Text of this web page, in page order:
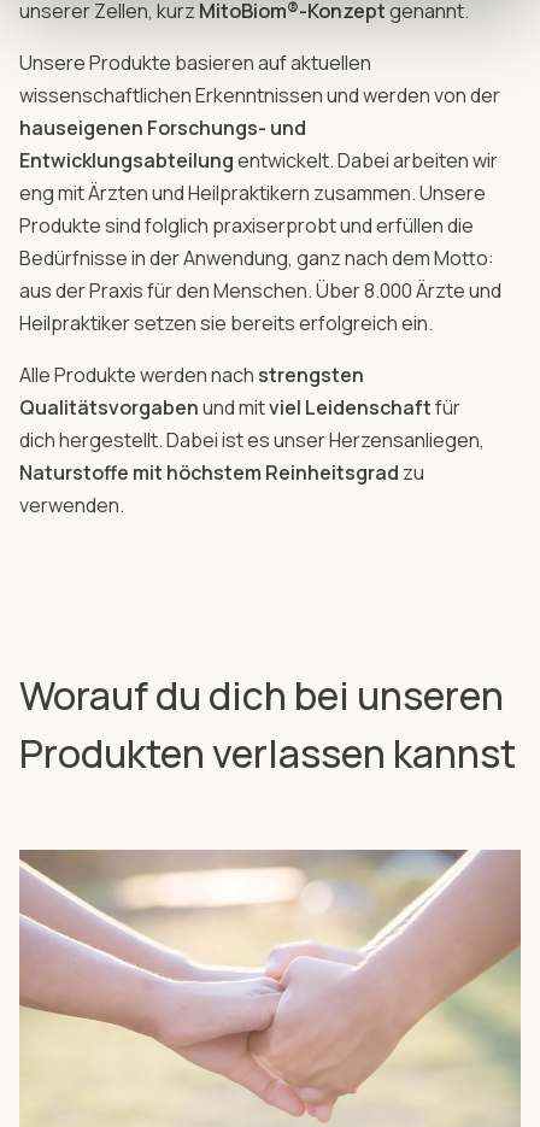
unserer Zellen, kurz MitoBiom®-Konzeptgenannt.
Unsere Produkte basieren auf aktuellen
wissenschaftlichen Erkenntnissen und werden von der
hauseigenen Forschungs- und
Entwicklungsabteilungentwickelt. Dabei arbeiten wir
eng mit Ärzten und Heilpraktikern zusammen. Unsere
Produkte sind folglich praxiserprobt und erfüllen die
Bedürfnisse in der Anwendung, ganz nach dem Motto:
aus der Praxis für den Menschen. Über 8.000 Ärzte und
Heilpraktiker setzen sie bereits erfolgreich ein.
Alle Produkte werden nach strengsten
Qualitätsvorgabenund mitviel Leidenschaftfür
dich hergestellt. Dabei ist es unser Herzensanliegen,
Naturstoffe mit höchstem Reinheitsgrad zu
verwenden.
Worauf du dich bei unseren
Produkten verlassen kannst